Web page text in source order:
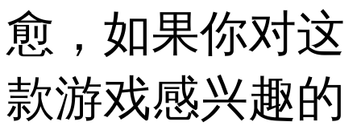
愈，如果你对这
款游戏感兴趣的